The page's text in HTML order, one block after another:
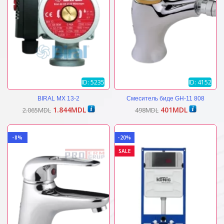
ID: 5235
BIRAL MX 13-2
2.065MDL Первоначальная
составляла
1.844MDLТекущая
1.844MDL.
ID: 4152
Смеситель биде GH-11 808
498MDL Первоначальная
составляла
401MDLТекущая
401MDL.
-8%
-20%
SALE